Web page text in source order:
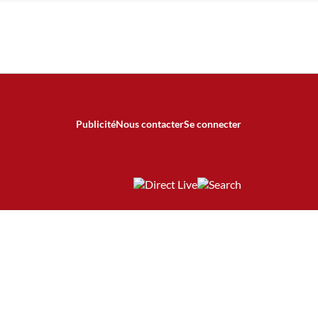
PublicitéNous contacterSe connecter